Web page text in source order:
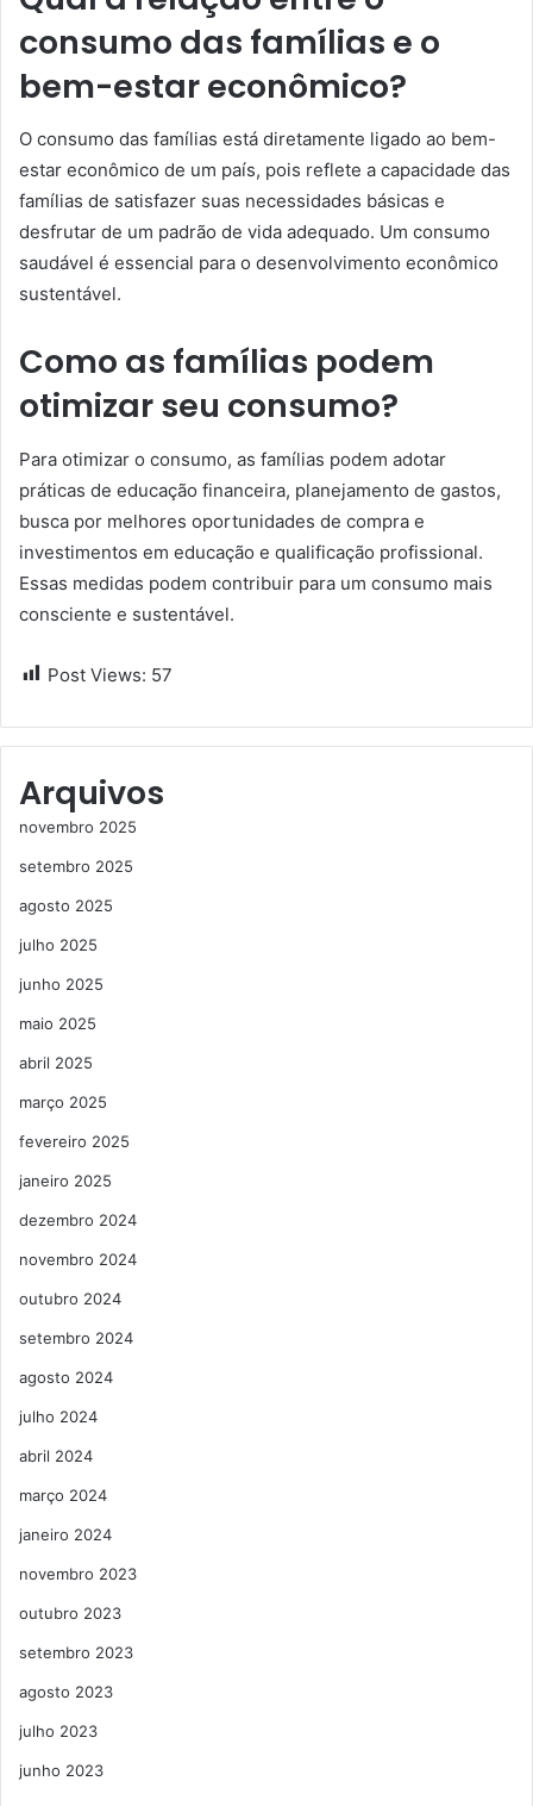
consumo das famílias e o
bem-estar econômico?
O consumo das famílias está diretamente ligado ao bem-
estar econômico de um país, pois reflete a capacidade das
famílias de satisfazer suas necessidades básicas e
desfrutar de um padrão de vida adequado. Um consumo
saudável é essencial para o desenvolvimento econômico
sustentável.
Como as famílias podem
otimizar seu consumo?
Para otimizar o consumo, as famílias podem adotar
práticas de educação financeira, planejamento de gastos,
busca por melhores oportunidades de compra e
investimentos em educação e qualificação profissional.
Essas medidas podem contribuir para um consumo mais
consciente e sustentável.
Post Views: 57
Arquivos
novembro 2025
setembro 2025
agosto 2025
julho 2025
junho 2025
maio 2025
abril 2025
março 2025
fevereiro 2025
janeiro 2025
dezembro 2024
novembro 2024
outubro 2024
setembro 2024
agosto 2024
julho 2024
abril 2024
março 2024
janeiro 2024
novembro 2023
outubro 2023
setembro 2023
agosto 2023
julho 2023
junho 2023